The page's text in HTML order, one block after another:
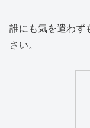
誰にも気を遣わず
さい。